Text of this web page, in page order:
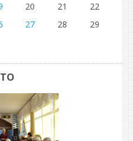
20 21
22
27 28
29